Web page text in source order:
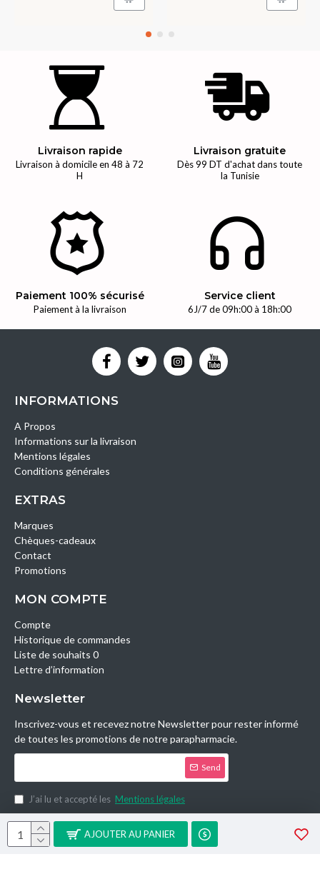
AJOUTER AU PANIER
Livraison rapide
Livraison à domicile en 48 à 72
H
Livraison gratuite
Dès 99 DT d'achat dans toute
la Tunisie
Paiement 100% sécurisé
Paiement à la livraison
Service client
6J/7 de 09h:00 à 18h:00
INFORMATIONS
A Propos
Informations sur la livraison
Mentions légales
Conditions générales
EXTRAS
Marques
Chèques-cadeaux
Contact
Promotions
MON COMPTE
Compte
Historique de commandes
Liste de souhaits 0
Lettre d’information
Newsletter
Inscrivez-vous et recevez notre Newsletter pour rester informé
de toutes les promotions de notre parapharmacie.
Send
J’ai lu et accepté les Mentions légales
Copyright © 2014, Parashop.tn, All Rights Reserved.